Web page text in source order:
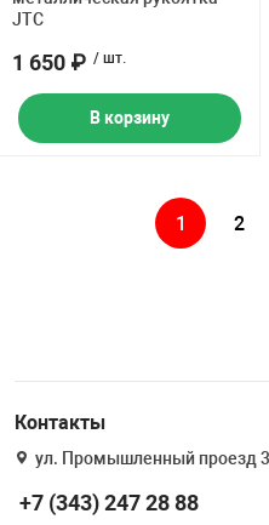
JTC
1 650 ₽ / шт.
В корзину
1 2
Контакты
ул. Промышленный проезд
+7 (343) 247 28 88